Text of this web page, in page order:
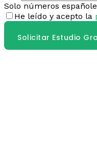
Solo números
He leído y acepto la
Solicitar Estudio